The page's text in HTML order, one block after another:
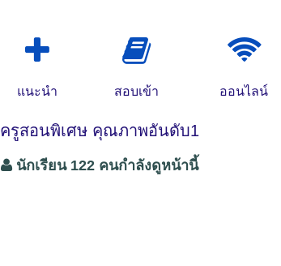
แนะนำ สอบเข้า ออนไลน์
ครูสอนพิเศษ คุณภาพอันดับ1
นักเรียน 122 คนกำลังดูหน้านี้